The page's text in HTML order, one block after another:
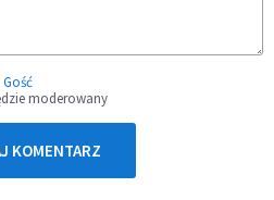
moderowany
KOMENTARZ